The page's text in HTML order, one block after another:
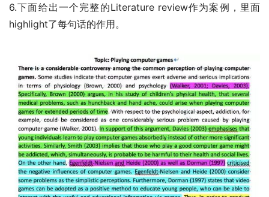
6.下面给出一个完整的Literature review作为案例，里面
highlight了每句话的作用。